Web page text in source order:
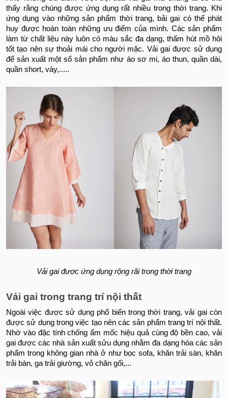
thấy rằng chúng được ứng dụng rất nhiều trong thời trang. Khi
ứng dụng vào những sản phẩm thời trang, bải gai có thể phát
huy được hoàn toàn những ưu điểm của mình. Các sản phẩm
làm từ chất liệu này luôn có màu sắc đa dạng, thấm hút mồ hôi
tốt tạo nên sự thoải mái cho người mặc. Vải gai được sử dụng
để sản xuất một số sản phẩm như áo sơ mi, áo thun, quần dài,
quần short, váy,.....
Vải gai được ứng dụng rộng rãi trong thời trang
Vải gai trong trang trí nội thất
Ngoài việc được sử dụng phổ biến trong thời trang, vải gai còn
được sử dụng trong việc tạo nên các sản phẩm trang trí nội thất.
Nhờ vào đặc tính chống ẩm mốc hiệu quả cùng độ bền cao, vải
gai được các nhà sản xuất sửu dụng nhằm đa dạng hóa các sản
phẩm trong không gian nhà ở như bọc sofa, khăn trải sàn, khăn
trải bàn, ga trải giường, vỏ chăn gối,...